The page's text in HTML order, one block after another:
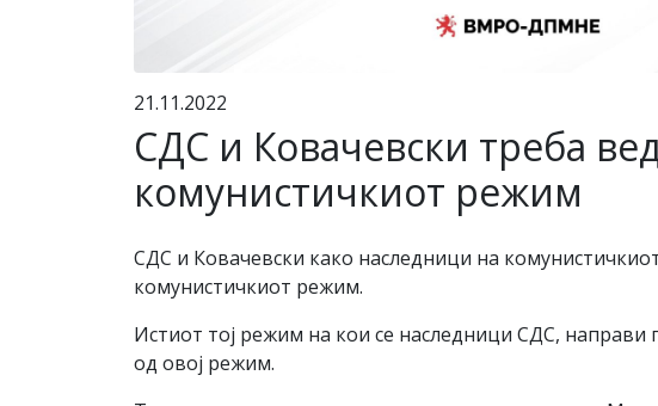
21.11.2022
СДС и Ковачевски треба
комунистичкиот режим
СДС и Ковачевски како наследници на
комунистичкиот режим.
Истиот тој режим на кои се наследници СДС, направи
од овој режим.